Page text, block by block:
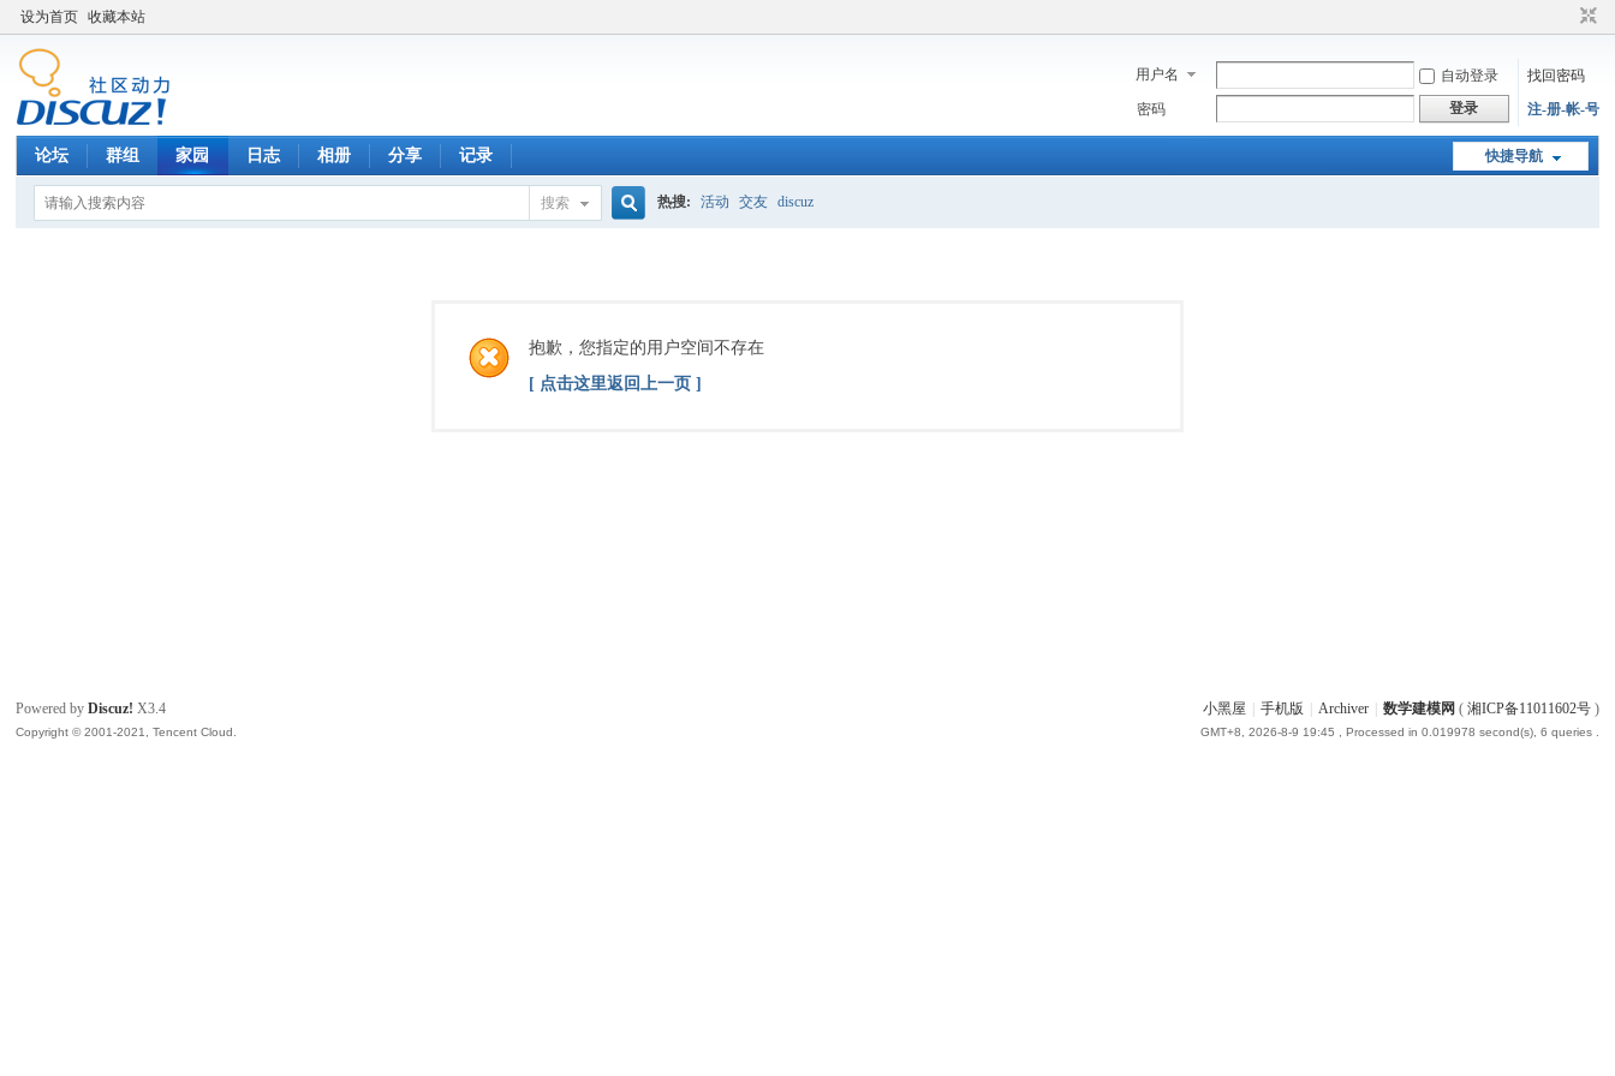
设为首页 收藏本站
用户名 自动登录
找回密码
密码
登录 注-册-帐-号
快捷导航
论坛 群组 家园 日志 相册 分享 记录
搜索
索
热搜: 活动 交友 discuz
抱歉，您指定的用户空间不存在
[ 点击这里返回上一页 ]
小黑屋 手机版 Archiver 数学建模网 ( 湘ICP备11011602号)
GMT+8, 2026-8-9 19:45 , Processed in 0.019978 second(s), 6 queries .
Powered byDiscuz! X3.4
Copyright © 2001-2021, Tencent Cloud.